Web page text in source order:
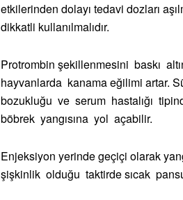
etkilerinden dolayı tedavi dozları
dikkatli kullanılmalıdır.
Protrombin şekillenmesini baskı
hayvanlarda kanama eğilimi artar.
bozukluğu ve serum hastalığı
böbrek yangısına yol açabilir.
Enjeksiyon yerinde geçiçi olarak
şişkinlik olduğu taktirde sıcak